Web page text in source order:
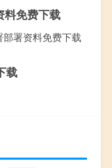
料免费下载
载